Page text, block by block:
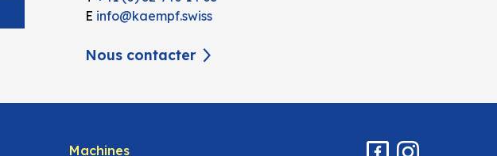
E info@kaempf.swiss
Nous contacter
Machines